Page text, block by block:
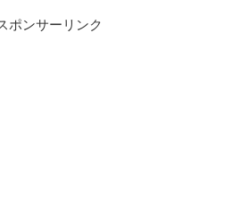
ポンサーリンク